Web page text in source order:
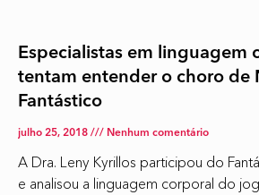
Especialistas em linguagem
tentam entender o choro de
Fantástico
julho 25, 2018 Nenhum comentário
A Dra. Leny Kyrillos participou do
e analisou a linguagem corporal do